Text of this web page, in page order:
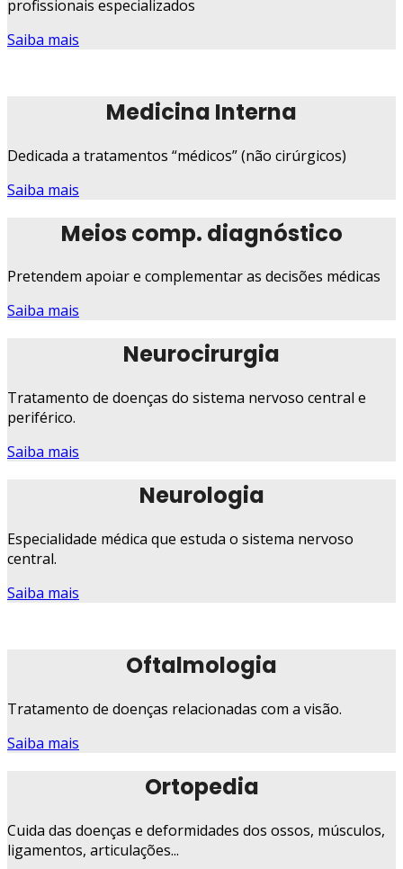
profissionais especializados
Saiba mais
Medicina Interna
Dedicada a tratamentos “médicos” (não cirúrgicos)
Saiba mais
Meios comp. diagnóstico
Pretendem apoiar e complementar as decisões médicas
Saiba mais
Neurocirurgia
Tratamento de doenças do sistema nervoso central e
periférico.
Saiba mais
Neurologia
Especialidade médica que estuda o sistema nervoso
central.
Saiba mais
Oftalmologia
Tratamento de doenças relacionadas com a visão.
Saiba mais
Ortopedia
Cuida das doenças e deformidades dos ossos, músculos,
ligamentos, articulações...